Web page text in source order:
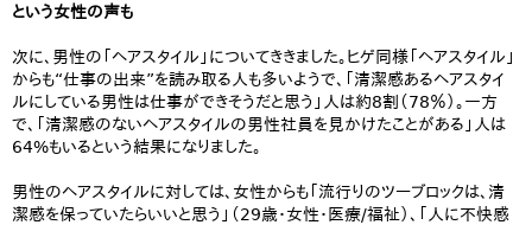
という女性の声も
次に、男性の「ヘアスタイル」についてききました。ヒゲ同様「ヘアスタイル」
からも“仕事の出来”を読み取る人も多いようで、「清潔感あるヘアスタイ
ルにしている男性は仕事ができそうだと思う」人は約8割（78％）。一方
で、「清潔感のないヘアスタイルの男性社員を見かけたことがある」人は
64%もいるという結果になりました。
男性のヘアスタイルに対しては、女性からも「流行りのツーブロックは、清
潔感を保っていたらいいと思う」（29歳・女性・医療/福祉）、「人に不快感